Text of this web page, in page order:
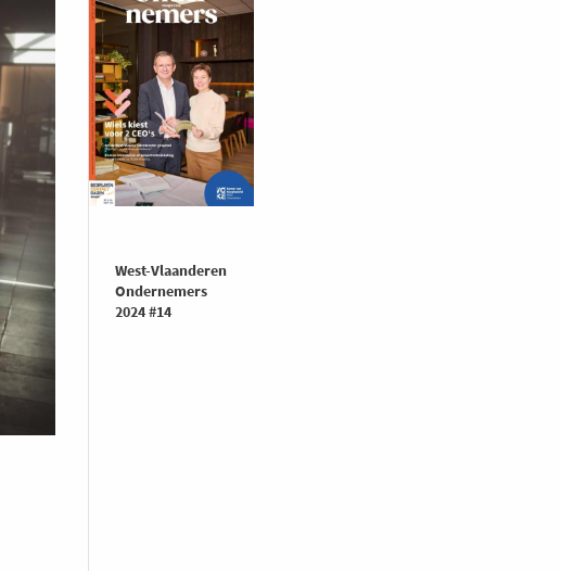
West-Vlaanderen
Ondernemers
2024 #14